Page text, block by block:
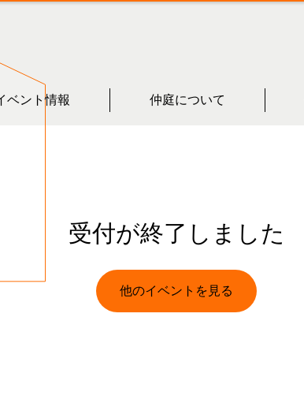
ベント情報 仲庭について
受付が終了しました
他のイベントを見る